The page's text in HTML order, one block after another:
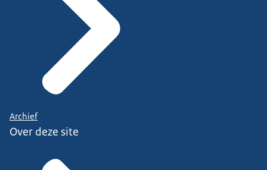
Archief
Over deze site